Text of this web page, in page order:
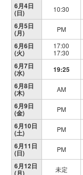
6月4日
(日) 10:30
6月5日
(月) PM
6月6日
(火)
17:00
17:30
6月7日
(水) 19:25
6月8日
(木) AM
6月9日
(金) PM
6月10日
(土) PM
6月11日
(日) PM
6月12日
(月) 未定